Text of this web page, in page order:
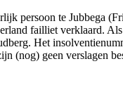
persoon te Jubbega
failliet verklaard.
Het
(nog) geen verslagen